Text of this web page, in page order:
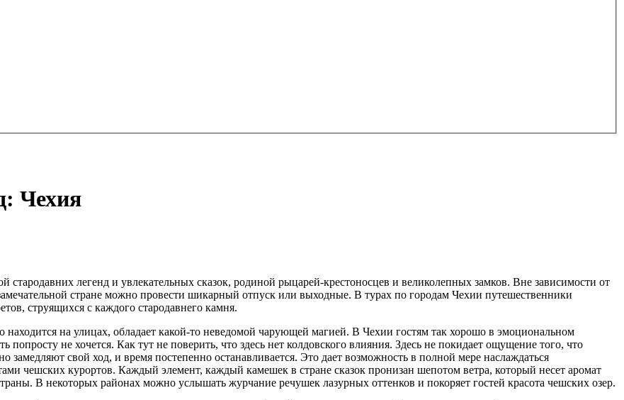
Чехия
стародавних легенд и увлекательных сказок, родиной рыцарей-крестоносцев и великолепных замков. Вне зависимости от
стране можно провести шикарный отпуск или выходные. В турах по городам Чехии путешественники
струящихся с каждого стародавнего камня.
находится на улицах, обладает какой-то неведомой чарующей магией. В Чехии гостям так хорошо в эмоциональном
попросту не хочется. Как тут не поверить, что здесь нет колдовского влияния. Здесь не покидает ощущение того, что
замедляют свой ход, и время постепенно останавливается. Это дает возможность в полной мере наслаждаться
чешских курортов. Каждый элемент, каждый камешек в стране сказок пронизан шепотом ветра, который несет аромат
В некоторых районах можно услышать журчание речушек лазурных оттенков и покоряет гостей красота чешских озер.